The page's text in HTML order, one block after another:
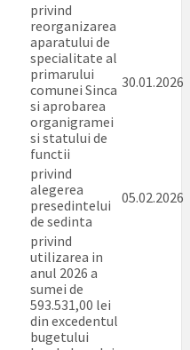
privind
reorganizarea
aparatului de
specialitate al
primarului
comunei Sinca
si aprobarea
organigramei
si statului de
functii
30.01.2026
privind
alegerea
presedintelui
de sedinta
05.02.2026
privind
utilizarea in
anul 2026 a
sumei de
593.531,00 lei
din excedentul
bugetului